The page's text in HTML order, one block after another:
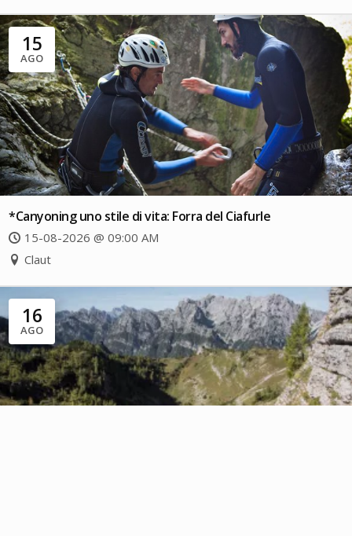
15
AGO
*Canyoning uno stile di vita: Forra del Ciafurle
15-08-2026 @ 09:00 AM
Claut
16
AGO